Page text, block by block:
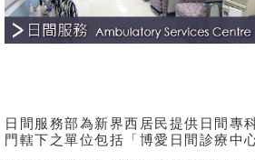
無障礙聲明
日間服務部為新界西居民提供日間專
門轄下之單位包括「博愛日間診療中